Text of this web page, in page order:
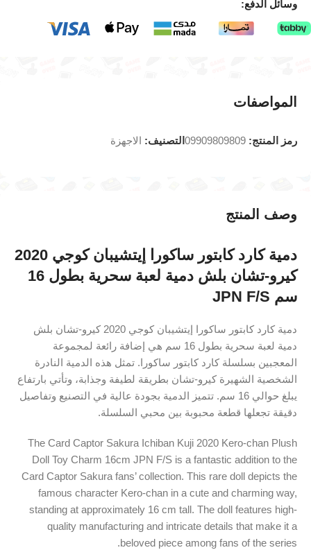
وسائل الدفع:
وصف المنتج
دمية كارد كابتور ساكورا إيتشيبان كوجي 2020
كيرو-تشان بلش دمية لعبة سحرية بطول 16
سم JPN F/S
دمية كارد كابتور ساكورا إيتشيبان كوجي 2020 كيرو-تشان بلش
دمية لعبة سحرية بطول 16 سم هي إضافة رائعة لمجموعة
المعجبين بسلسلة كارد كابتور ساكورا. تمثل هذه الدمية النادرة
الشخصية الشهيرة كيرو-تشان بطريقة لطيفة وجذابة، وتأتي بارتفاع
يبلغ حوالي 16 سم. تتميز الدمية بجودة عالية في التصنيع وتفاصيل
دقيقة تجعلها قطعة محبوبة بين محبي السلسلة.
The Card Captor Sakura Ichiban Kuji 2020 Kero-chan Plush
Doll Toy Charm 16cm JPN F/S is a fantastic addition to the
Card Captor Sakura fans’ collection. This rare doll depicts the
famous character Kero-chan in a cute and charming way,
standing at approximately 16 cm tall. The doll features high-
quality manufacturing and intricate details that make it a
beloved piece among fans of the series.
المواصفات
رمز المنتج: 09909809809 التصنيف: الاجهزة